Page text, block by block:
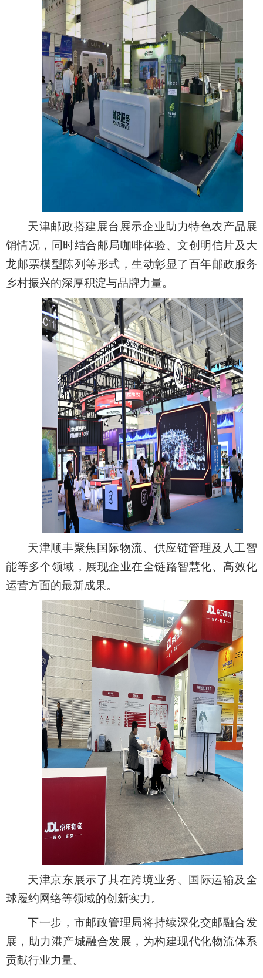
天津邮政搭建展台展示企业助力特色农产品展
销情况，同时结合邮局咖啡体验、文创明信片及大
龙邮票模型陈列等形式，生动彰显了百年邮政服务
乡村振兴的深厚积淀与品牌力量。
天津顺丰聚焦国际物流、供应链管理及人工智
能等多个领域，展现企业在全链路智慧化、高效化
运营方面的最新成果。
天津京东展示了其在跨境业务、国际运输及全
球履约网络等领域的创新实力。
下一步，市邮政管理局将持续深化交邮融合发
展，助力港产城融合发展，为构建现代化物流体系
贡献行业力量。